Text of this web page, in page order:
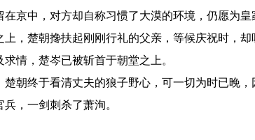
京中，对方却自称习惯了大漠的环境，仍愿为皇
，楚朝搀扶起刚刚行礼的父亲，等候庆祝时，却
情，楚岑已被斩首于朝堂之上。
朝终于看清丈夫的狼子野心，可一切为时已晚，
，一剑刺杀了萧洵。